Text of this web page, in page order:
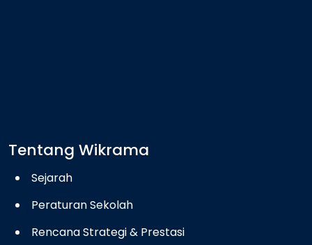
Tentang Wikrama
Sejarah
Peraturan Sekolah
Rencana Strategi & Prestasi